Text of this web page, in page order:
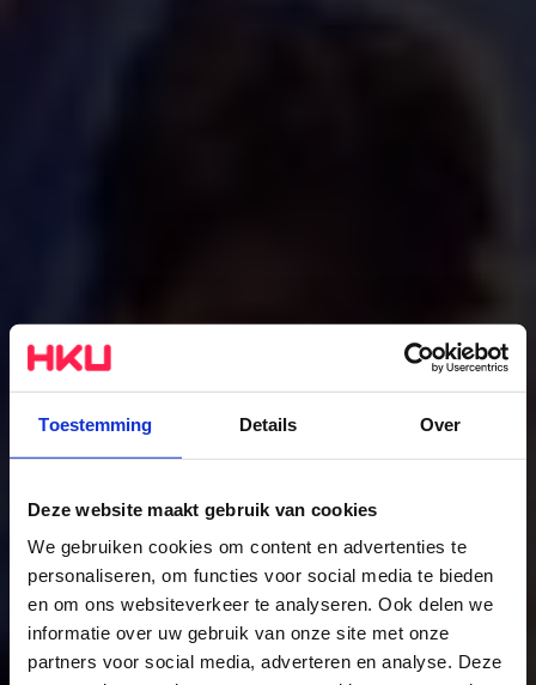
Toestemming Details Over
Deze website maakt gebruik van cookies
We gebruiken cookies om content en advertenties te
personaliseren, om functies voor social media te bieden
en om ons websiteverkeer te analyseren. Ook delen we
informatie over uw gebruik van onze site met onze
partners voor social media, adverteren en analyse. Deze
Theatre Design
De studie